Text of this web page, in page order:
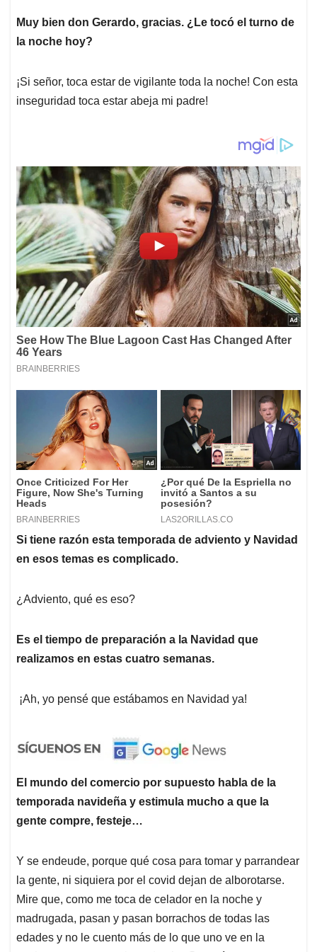
p
p
o
k
I
s
Muy bien don Gerardo, gracias. ¿Le tocó el turno de
la noche hoy?
¡Si señor, toca estar de vigilante toda la noche! Con esta
inseguridad toca estar abeja mi padre!
Si tiene razón esta temporada de adviento y Navidad
en esos temas es complicado.
¿Adviento, qué es eso?
Es el tiempo de preparación a la Navidad que
realizamos en estas cuatro semanas.
¡Ah, yo pensé que estábamos en Navidad ya!
El mundo del comercio por supuesto habla de la
temporada navideña y estimula mucho a que la
gente compre, festeje…
Y se endeude, porque qué cosa para tomar y parrandear
la gente, ni siquiera por el covid dejan de alborotarse.
Mire que, como me toca de celador en la noche y
madrugada, pasan y pasan borrachos de todas las
edades y no le cuento más de lo que uno ve en la